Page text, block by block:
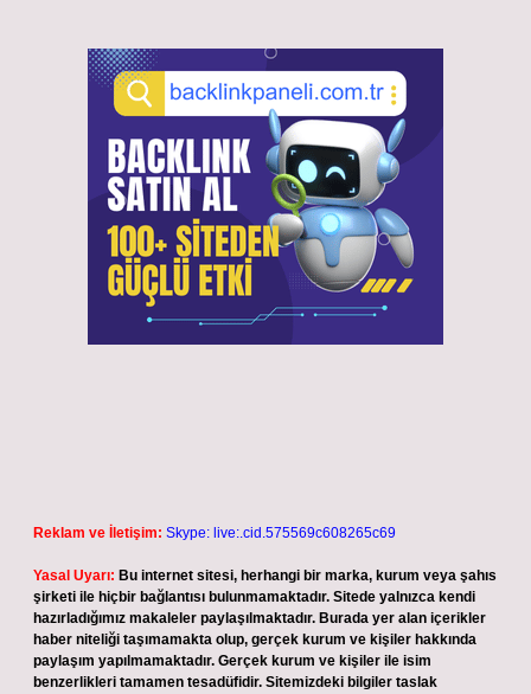
Reklam ve İletişim: Skype: live:.cid.575569c608265c69
Yasal Uyarı: Bu internet sitesi, herhangi bir marka, kurum veya şahıs
şirketi ile hiçbir bağlantısı bulunmamaktadır. Sitede yalnızca kendi
hazırladığımız makaleler paylaşılmaktadır. Burada yer alan içerikler
haber niteliği taşımamakta olup, gerçek kurum ve kişiler hakkında
paylaşım yapılmamaktadır. Gerçek kurum ve kişiler ile isim
benzerlikleri tamamen tesadüfidir. Sitemizdeki bilgiler taslak